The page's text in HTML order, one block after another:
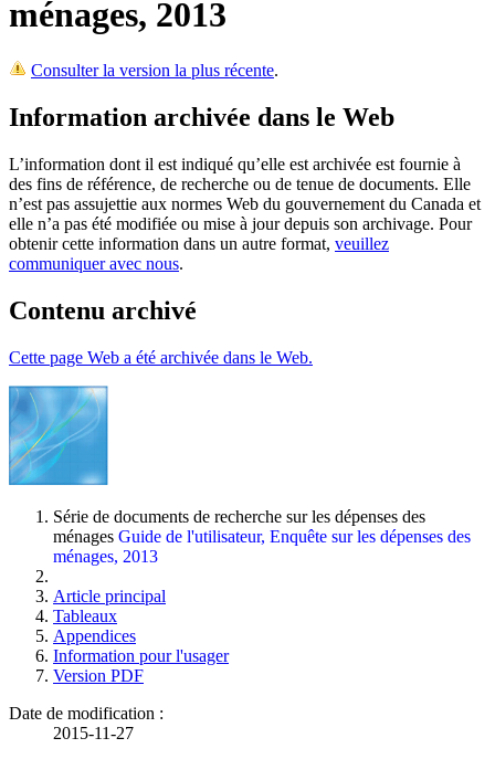
ménages, 2013
Consulter la version la plus récente.
Information archivée dans le Web
L’information dont il est indiqué qu’elle est archivée est fournie à
des fins de référence, de recherche ou de tenue de documents. Elle
n’est pas assujettie aux normes Web du gouvernement du Canada et
elle n’a pas été modifiée ou mise à jour depuis son archivage. Pour
obtenir cette information dans un autre format, veuillez
communiquer avec nous.
Contenu archivé
Cette page Web a été archivée dans le Web.
Série de documents de recherche sur les dépenses des
ménages Guide de l'utilisateur, Enquête sur les dépenses des
ménages, 2013
Article principal
Tableaux
Appendices
Information pour l'usager
Version PDF
Date de modification :
2015-11-27